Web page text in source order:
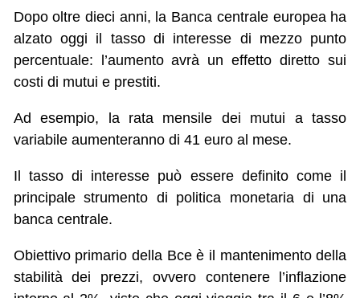
Dopo oltre dieci anni, la Banca centrale europea ha
alzato oggi il tasso di interesse di mezzo punto
percentuale: l’aumento avrà un effetto diretto sui
costi di mutui e prestiti.
Ad esempio, la rata mensile dei mutui a tasso
variabile aumenteranno di 41 euro al mese.
Il tasso di interesse può essere definito come il
principale strumento di politica monetaria di una
banca centrale.
Obiettivo primario della Bce è il mantenimento della
stabilità dei prezzi, ovvero contenere l’inflazione